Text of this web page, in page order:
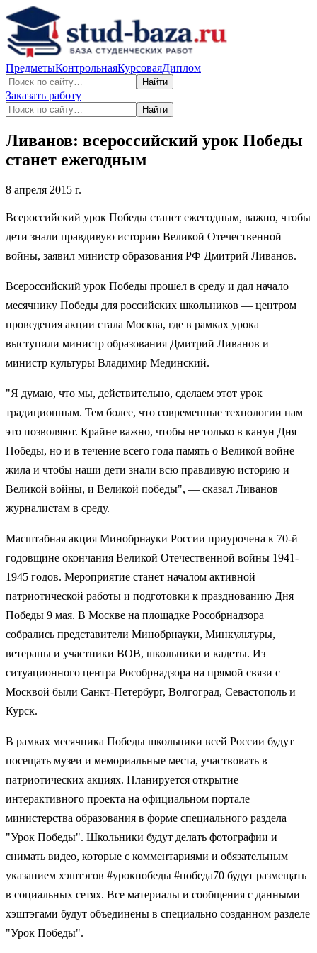
ПредметыКонтрольнаяКурсоваяДиплом
Найти
Заказать работу
Найти
Ливанов: всероссийский урок Победы
станет ежегодным
8 апреля 2015 г.
Всероссийский урок Победы станет ежегодным, важно, чтобы
дети знали правдивую историю Великой Отечественной
войны, заявил министр образования РФ Дмитрий Ливанов.
Всероссийский урок Победы прошел в среду и дал начало
месячнику Победы для российских школьников — центром
проведения акции стала Москва, где в рамках урока
выступили министр образования Дмитрий Ливанов и
министр культуры Владимир Мединский.
"Я думаю, что мы, действительно, сделаем этот урок
традиционным. Тем более, что современные технологии нам
это позволяют. Крайне важно, чтобы не только в канун Дня
Победы, но и в течение всего года память о Великой войне
жила и чтобы наши дети знали всю правдивую историю и
Великой войны, и Великой победы", — сказал Ливанов
журналистам в среду.
Масштабная акция Минобрнауки России приурочена к 70-й
годовщине окончания Великой Отечественной войны 1941-
1945 годов. Мероприятие станет началом активной
патриотической работы и подготовки к празднованию Дня
Победы 9 мая. В Москве на площадке Рособрнадзора
собрались представители Минобрнауки, Минкультуры,
ветераны и участники ВОВ, школьники и кадеты. Из
ситуационного центра Рособрнадзора на прямой связи с
Москвой были Санкт-Петербург, Волгоград, Севастополь и
Курск.
В рамках месячника Победы школьники всей России будут
посещать музеи и мемориальные места, участвовать в
патриотических акциях. Планируется открытие
интерактивного проекта на официальном портале
министерства образования в форме специального раздела
"Урок Победы". Школьники будут делать фотографии и
снимать видео, которые с комментариями и обязательным
указанием хэштэгов #урокпобеды #победа70 будут размещать
в социальных сетях. Все материалы и сообщения с данными
хэштэгами будут объединены в специально созданном разделе
"Урок Победы".